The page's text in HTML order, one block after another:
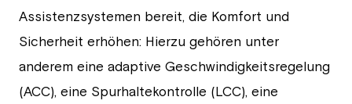
Assistenzsystemen bereit, die Komfort und
Sicherheit erhöhen: Hierzu gehören unter
anderem eine adaptive Geschwindigkeitsregelung
(ACC), eine Spurhaltekontrolle (LCC), eine